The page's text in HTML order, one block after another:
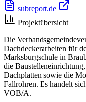
subreport.de
Projektübersicht
Die
Dachdeckerarbeiten für
Marksburgschule in
die
Dachplatten sowie die
Fallrohren. Es handelt
VOB/A.